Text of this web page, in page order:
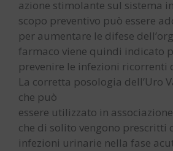
azione stimolante sul sistema
scopo preventivo può essere
per aumentare le difese
farmaco viene quindi indicato
prevenire le infezioni ricorrenti
La corretta posologia dell’Uro
che può
essere utilizzato in
che di solito vengono prescritti
infezioni urinarie nella fase